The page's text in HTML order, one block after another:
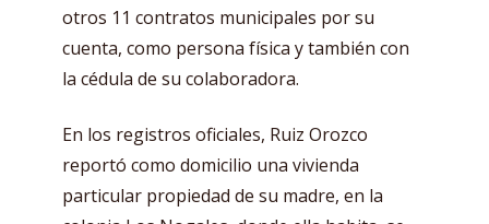
otros 11 contratos municipales por su
cuenta, como persona física y también con
la cédula de su colaboradora.
En los registros oficiales, Ruiz Orozco
reportó como domicilio una vivienda
particular propiedad de su madre, en la